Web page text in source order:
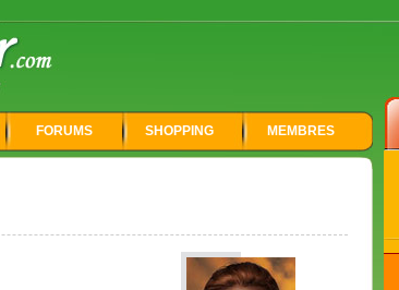
FORUMS SHOPPING MEMBRES